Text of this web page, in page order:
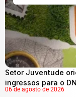
Setor Juventude
ingressos para o
06 de agosto de 2026